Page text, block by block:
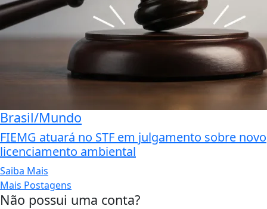
Brasil/Mundo
FIEMG atuará no STF em julgamento sobre novo
licenciamento ambiental
Saiba Mais
Mais Postagens
Não possui uma conta?